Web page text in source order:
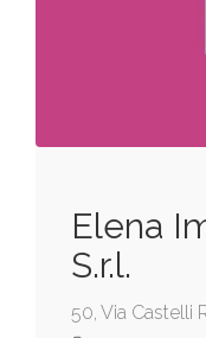
Elena
S.r.l.
50, Via Castelli